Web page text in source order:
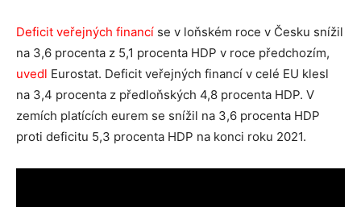
Deficit veřejných financí se v loňském roce v Česku snížil
na 3,6 procenta z 5,1 procenta HDP v roce předchozím,
uvedl Eurostat. Deficit veřejných financí v celé EU klesl
na 3,4 procenta z předloňských 4,8 procenta HDP. V
zemích platících eurem se snížil na 3,6 procenta HDP
proti deficitu 5,3 procenta HDP na konci roku 2021.